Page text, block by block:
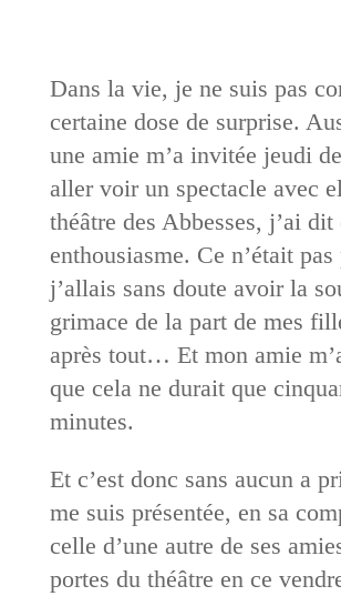
Dans la vie, je ne suis pas
certaine dose de surprise.
une amie m’a invitée jeudi
aller voir un spectacle avec
théâtre des Abbesses, j’ai
enthousiasme. Ce n’était pas
j’allais sans doute avoir la
grimace de la part de mes
après tout… Et mon amie
que cela ne durait que
minutes.
Et c’est donc sans aucun a
me suis présentée, en sa
celle d’une autre de ses
portes du théâtre en ce